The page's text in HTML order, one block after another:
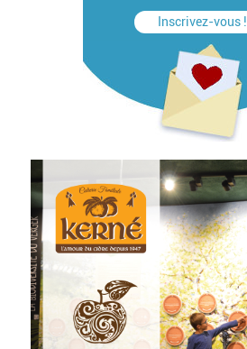
Inscrivez-vous !